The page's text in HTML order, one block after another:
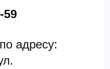
59
адресу: